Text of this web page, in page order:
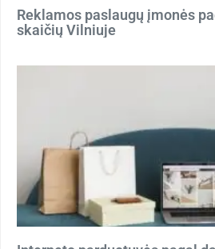
Reklamos paslaugų įmonės
skaičių Vilniuje